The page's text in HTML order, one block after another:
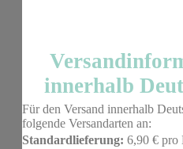
innerhalb
Für den Versand innerhalb
folgende Versandarten an:
Standardlieferung: 6,90 € pro